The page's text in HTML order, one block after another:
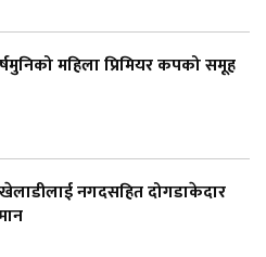
महिला प्रिमियर कपको समूह
नगदसहित दोगडाकेदार